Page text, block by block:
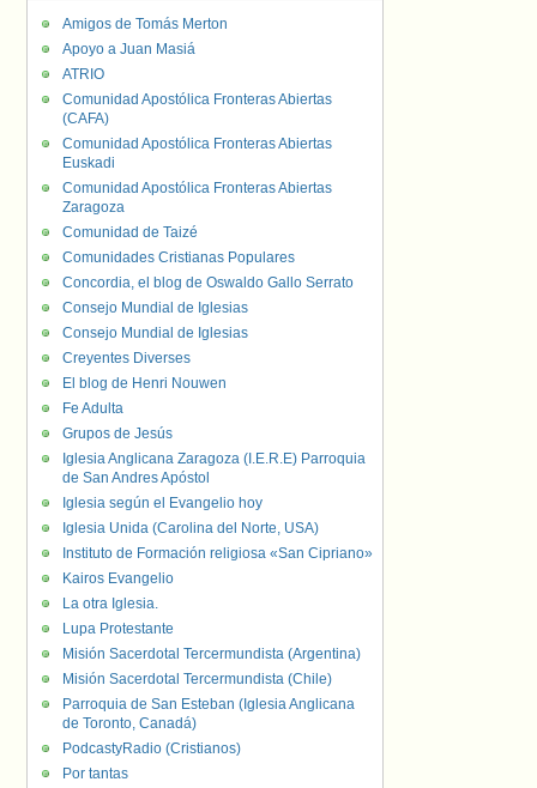
Amigos de Tomás Merton
Apoyo a Juan Masiá
ATRIO
Comunidad Apostólica Fronteras Abiertas
(CAFA)
Comunidad Apostólica Fronteras Abiertas
Euskadi
Comunidad Apostólica Fronteras Abiertas
Zaragoza
Comunidad de Taizé
Comunidades Cristianas Populares
Concordia, el blog de Oswaldo Gallo Serrato
Consejo Mundial de Iglesias
Consejo Mundial de Iglesias
Creyentes Diverses
El blog de Henri Nouwen
Fe Adulta
Grupos de Jesús
Iglesia Anglicana Zaragoza (I.E.R.E) Parroquia
de San Andres Apóstol
Iglesia según el Evangelio hoy
Iglesia Unida (Carolina del Norte, USA)
Instituto de Formación religiosa «San Cipriano»
Kairos Evangelio
La otra Iglesia.
Lupa Protestante
Misión Sacerdotal Tercermundista (Argentina)
Misión Sacerdotal Tercermundista (Chile)
Parroquia de San Esteban (Iglesia Anglicana
de Toronto, Canadá)
PodcastyRadio (Cristianos)
Por tantas